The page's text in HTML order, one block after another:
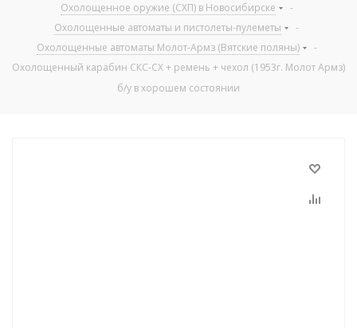
Охолощенное оружие (СХП) в Новосибирске
-
Охолощенные автоматы и пистолеты-пулеметы
-
Охолощенные автоматы Молот-Армз (Вятские поляны)
-
Охолощенный карабин СКС-СХ + ремень + чехол (1953г. Молот Армз)
б/у в хорошем состоянии